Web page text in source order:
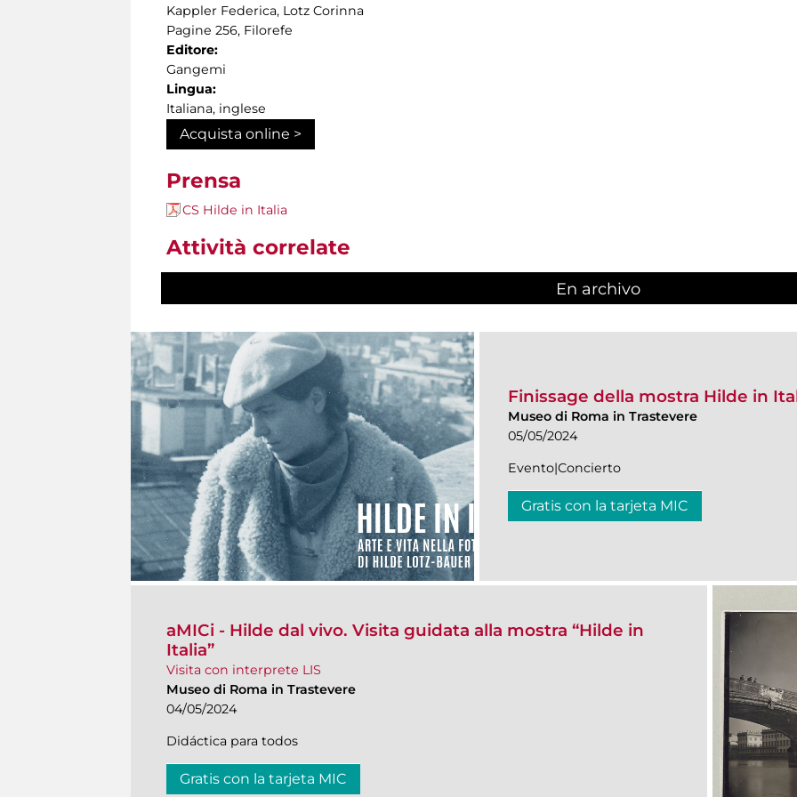
Kappler Federica, Lotz Corinna
Pagine 256, Filorefe
Editore:
Gangemi
Lingua:
Italiana, inglese
Acquista online >
Prensa
CS Hilde in Italia
Attività correlate
En archivo
Finissage della mostra Hilde in
Museo di Roma in Trastevere
05/05/2024
Evento|Concierto
Gratis con la tarjeta MIC
aMICi - Hilde dal vivo. Visita guidata alla mostra “Hilde in
Italia”
Visita con interprete LIS
Museo di Roma in Trastevere
04/05/2024
Didáctica para todos
Gratis con la tarjeta MIC